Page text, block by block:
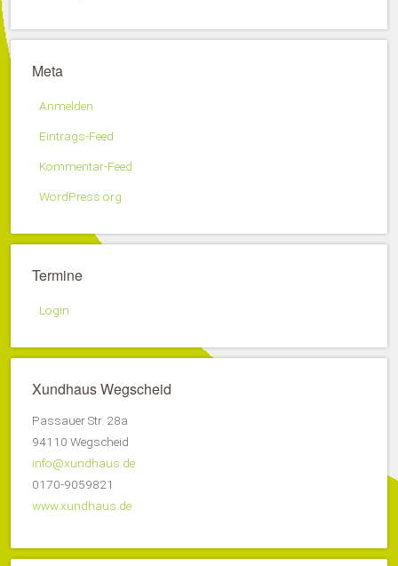
Meta
Anmelden
Eintrags-Feed
Kommentar-Feed
WordPress.org
Termine
Login
Xundhaus Wegscheid
Passauer Str. 28a
94110 Wegscheid
info@xundhaus.de
0170-9059821
www.xundhaus.de